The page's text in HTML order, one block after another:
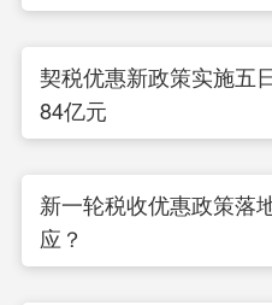
契税优惠新政策实施五
84亿元
新一轮税收优惠政策落
应？